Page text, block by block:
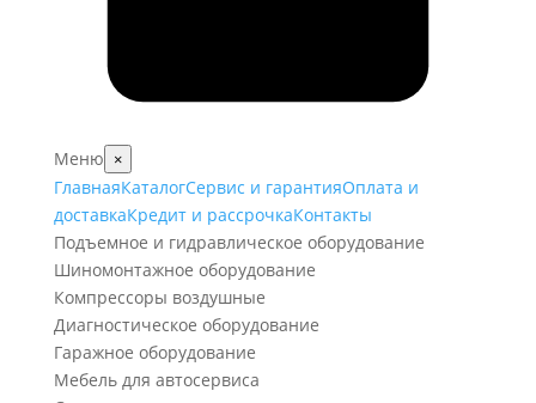
Меню ×
ГлавнаяКаталогСервис и гарантияОплата и
доставкаКредит и рассрочкаКонтакты
Подъемное и гидравлическое оборудование
Шиномонтажное оборудование
Компрессоры воздушные
Диагностическое оборудование
Гаражное оборудование
Мебель для автосервиса